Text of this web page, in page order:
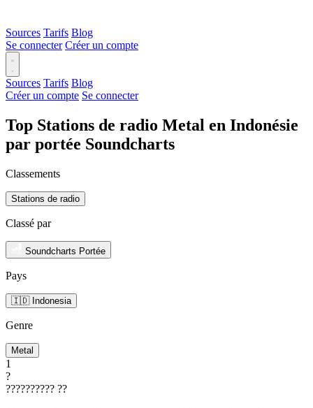
Sources Tarifs Blog
Se connecter Créer un compte
Sources Tarifs Blog
Créer un compte Se connecter
Top Stations de radio Metal en Indonésie
par portée Soundcharts
Classements
Stations de radio
Classé par
Soundcharts Portée
Pays
🇮🇩 Indonesia
Genre
Metal
1
?
?????????? ??